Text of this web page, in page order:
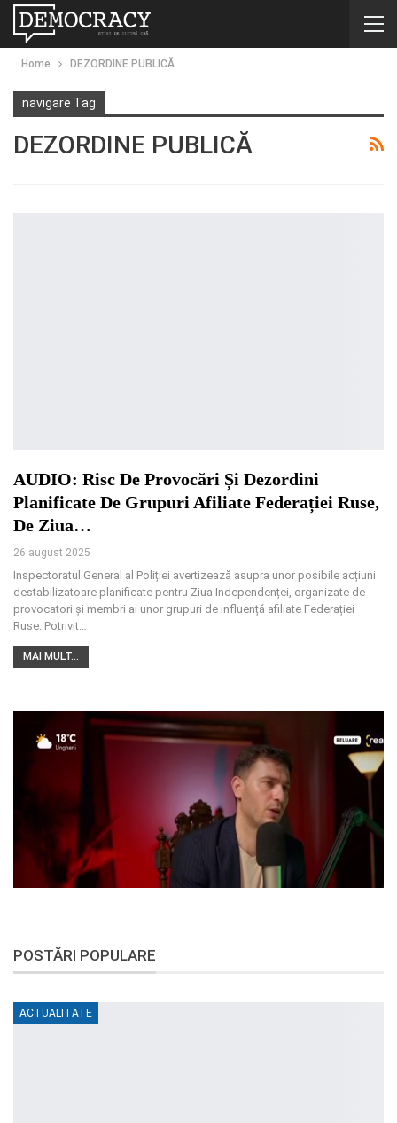
Home DEZORDINE PUBLICĂ
navigare Tag
DEZORDINE PUBLICĂ
AUDIO: Risc De Provocări Și Dezordini
Planificate De Grupuri Afiliate Federației Ruse,
De Ziua…
26 august 2025
Inspectoratul General al Poliției avertizează asupra unor posibile acțiuni
destabilizatoare planificate pentru Ziua Independenței, organizate de
provocatori și membri ai unor grupuri de influență afiliate Federației
Ruse. Potrivit…
MAI MULT...
POSTĂRI POPULARE
ACTUALITATE